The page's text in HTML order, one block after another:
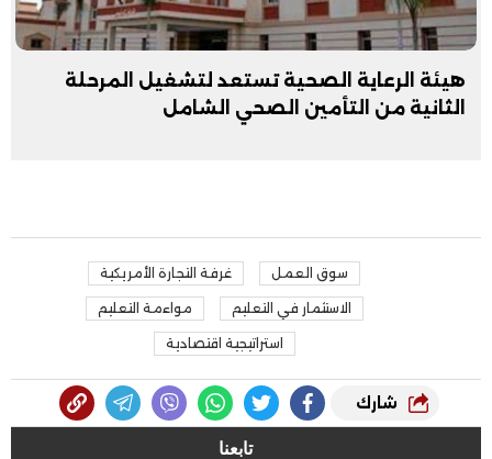
هيئة الرعاية الصحية تستعد لتشغيل المرحلة
الثانية من التأمين الصحي الشامل
سوق العمل غرفة التجارة الأمريكية
الاستثمار في التعليم مواءمة التعليم
استراتيجية اقتصادية
شارك
تابعنا